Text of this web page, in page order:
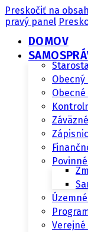
Preskočiť na obsah
pravý panel
DOMOV
Obecný